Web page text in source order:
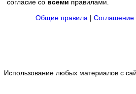
согласие со всеми правилами.
Общие правила | Соглашение
Использование любых материалов с